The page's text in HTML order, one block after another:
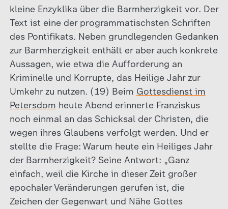
kleine Enzyklika über die Barmherzigkeit vor. Der
Text ist eine der programmatischsten Schriften
des Pontifikats. Neben grundlegenden Gedanken
zur Barmherzigkeit enthält er aber auch konkrete
Aussagen, wie etwa die Aufforderung an
Kriminelle und Korrupte, das Heilige Jahr zur
Umkehr zu nutzen. (19) Beim Gottesdienst im
Petersdom heute Abend erinnerte Franziskus
noch einmal an das Schicksal der Christen, die
wegen ihres Glaubens verfolgt werden. Und er
stellte die Frage: Warum heute ein Heiliges Jahr
der Barmherzigkeit? Seine Antwort: „Ganz
einfach, weil die Kirche in dieser Zeit großer
epochaler Veränderungen gerufen ist, die
Zeichen der Gegenwart und Nähe Gottes